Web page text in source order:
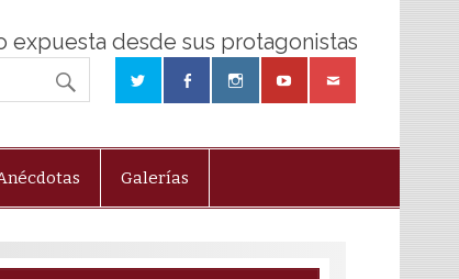
expuesta desde sus protagonistas
Galerías